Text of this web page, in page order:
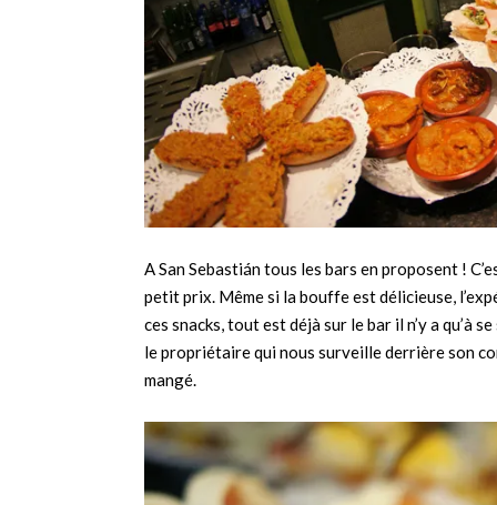
A San Sebastián tous les bars en proposent !
petit prix. Même si la bouffe est délicieuse,
ces snacks, tout est déjà sur le bar il n’y a qu’à
le propriétaire qui nous surveille derrière son
mangé.